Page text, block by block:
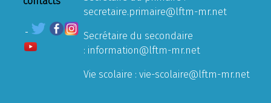
secretaire.primaire@lftm-mr.net
Secrétaire du secondaire
: information@lftm-mr.net
Vie scolaire : vie-scolaire@lftm-mr.net